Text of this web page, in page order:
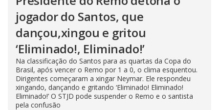
jogador do Santos, que
dançou,xingou e gritou
‘Eliminado!, Eliminado!’
Na classificação do Santos para as quartas da Copa do
Brasil, após vencer o Remo por 1 a 0, o clima esquentou.
Dirigentes começaram a xingar Neymar. Ele respondeu
xingando, dançando e gritando ‘Eliminado! Eliminado!
Eliminado!’ O STJD pode suspender o Remo e o santista
pela confusão